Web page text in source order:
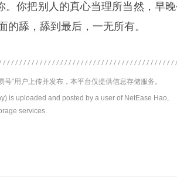
你把别人的真心当理所当然，早
的舔，舔到最后，一无所有。
”用户上传并发布，本平台仅提供信息存储服务。
is uploaded and posted by a user of NetEase Hao,
services.